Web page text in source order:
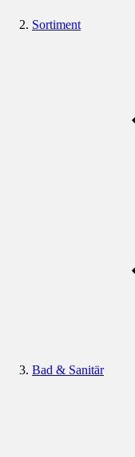
Sortiment
Bad & Sanitär